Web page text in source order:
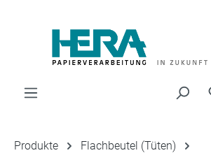
Produkte
Flachbeutel (Tüten)